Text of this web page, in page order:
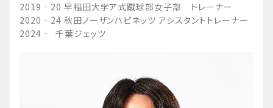
2019‐20 早稲田大学ア式蹴球部女子部 トレーナー
2020‐24 秋田ノーザンハピネッツ アシスタントトレーナー
2024‐ 千葉ジェッツ